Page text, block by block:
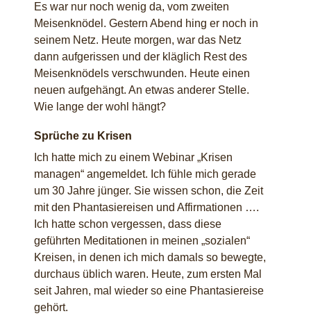
Es war nur noch wenig da, vom zweiten
Meisenknödel. Gestern Abend hing er noch in
seinem Netz. Heute morgen, war das Netz
dann aufgerissen und der kläglich Rest des
Meisenknödels verschwunden. Heute einen
neuen aufgehängt. An etwas anderer Stelle.
Wie lange der wohl hängt?
Sprüche zu Krisen
Ich hatte mich zu einem Webinar „Krisen
managen“ angemeldet. Ich fühle mich gerade
um 30 Jahre jünger. Sie wissen schon, die Zeit
mit den Phantasiereisen und Affirmationen ….
Ich hatte schon vergessen, dass diese
geführten Meditationen in meinen „sozialen“
Kreisen, in denen ich mich damals so bewegte,
durchaus üblich waren. Heute, zum ersten Mal
seit Jahren, mal wieder so eine Phantasiereise
gehört.